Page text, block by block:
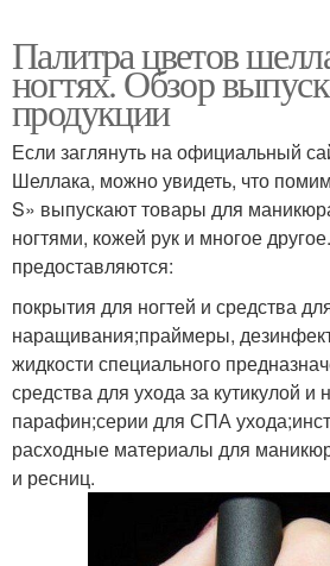
Палитра цветов
ногтях. Обзор
продукции
Если заглянуть на официальный
Шеллака, можно увидеть, что
S» выпускают товары для
ногтями, кожей рук и многое
предоставляются:
покрытия для ногтей и средства
наращивания;праймеры,
жидкости специального
средства для ухода за кутикулой и
парафин;серии для СПА
расходные материалы для
и ресниц.